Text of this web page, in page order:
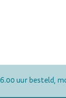
uur besteld,